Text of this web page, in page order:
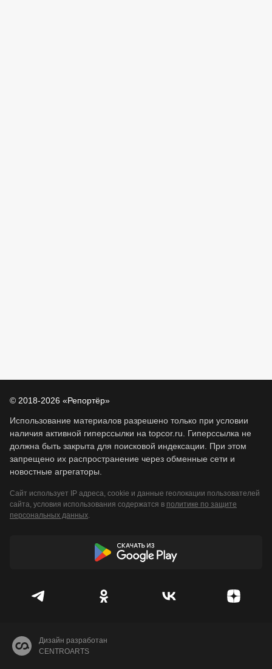
© 2018-2026 «Репортёр»
Использование материалов разрешено только при условии
наличия активной гиперссылки на topcor.ru. Гиперссылка не
должна быть закрыта для поисковой индексации. При этом
запрещено их распространение через обменные сети и
новостные агрегаторы.
Сайт использует IP адреса, cookie и данные геолокации пользователей
сайта, условия использования содержатся в политике по защите
персональных данных.
Дизайн разработан
CENTROARTS